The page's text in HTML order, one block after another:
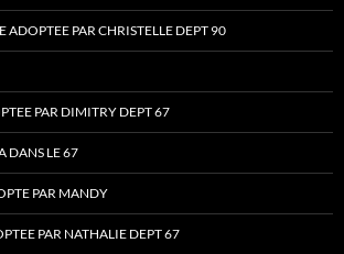
ADOPTEE PAR CHRISTELLE DEPT 90
PAR DIMITRY DEPT 67
DANS LE 67
PAR MANDY
PAR NATHALIE DEPT 67